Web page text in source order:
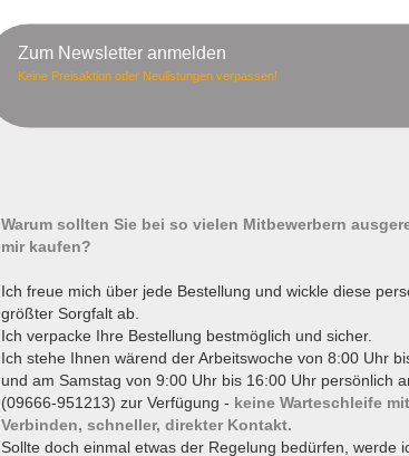
Zum Newsletter anmelden
Keine Preisaktion oder Neulistungen verpassen!
Warum sollten Sie bei so vielen Mitbewerbern
mir kaufen?
Ich freue mich über jede Bestellung und wickle diese
größter Sorgfalt ab.
Ich verpacke Ihre Bestellung bestmöglich und sicher.
Ich stehe Ihnen wärend der Arbeitswoche von 8:00 Uhr
und am Samstag von 9:00 Uhr bis 16:00 Uhr persönlich
(09666-951213) zur Verfügung - keine Warteschleife
Verbinden, schneller, direkter Kontakt.
Sollte doch einmal etwas der Regelung bedürfen, werde